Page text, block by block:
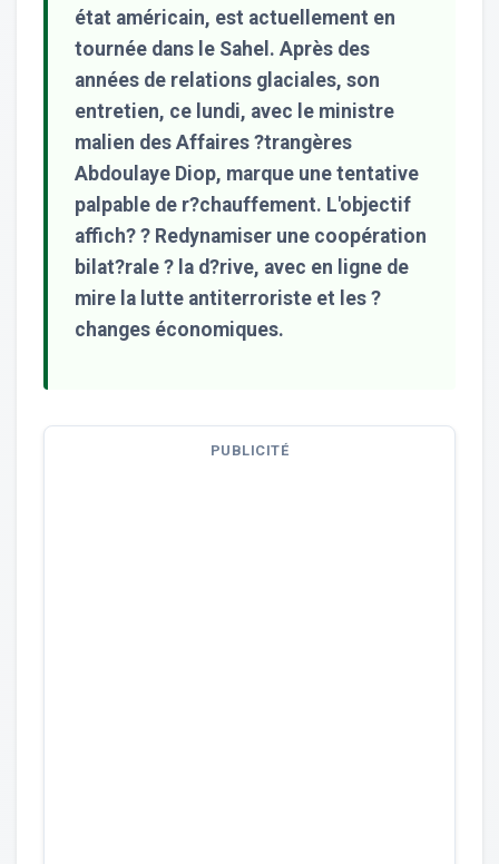
état américain, est actuellement en
tournée dans le Sahel. Après des
années de relations glaciales, son
entretien, ce lundi, avec le ministre
malien des Affaires ?trangères
Abdoulaye Diop, marque une tentative
palpable de r?chauffement. L'objectif
affich? ? Redynamiser une coopération
bilat?rale ? la d?rive, avec en ligne de
mire la lutte antiterroriste et les ?
changes économiques.
PUBLICITÉ